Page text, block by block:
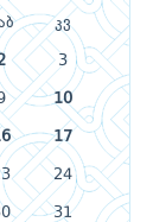
კვ
3
10
17
24
31